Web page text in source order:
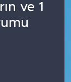
ve 1